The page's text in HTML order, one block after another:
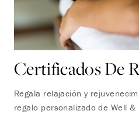
Certificados De
Regala relajación y
regalo personalizado de Well &